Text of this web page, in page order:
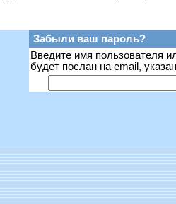
Забыли ваш пароль?
Введите имя пользователя
будет послан на email,